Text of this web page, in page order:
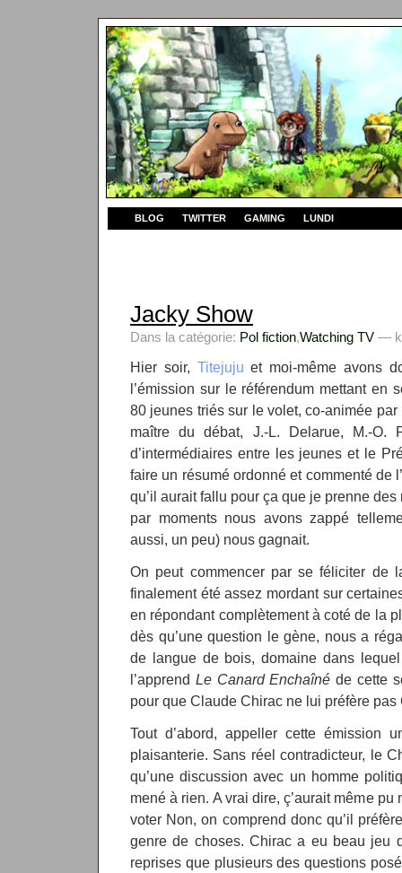
BLOG TWITTER GAMING LUNDI
Jacky Show
Dans la catégorie: Pol fiction,Watching TV —
Hier soir, Titejuju et moi-même avons
l’émission sur le référendum mettant en
80 jeunes triés sur le volet, co-animée
maître du débat, J.-L. Delarue, M.-O.
d’intermédiaires entre les jeunes et le
faire un résumé ordonné et commenté de
qu’il aurait fallu pour ça que je prenne
par moments nous avons zappé
aussi, un peu) nous gagnait.
On peut commencer par se féliciter de
finalement été assez mordant sur
en répondant complètement à coté de la
dès qu’une question le gène, nous a
de langue de bois, domaine dans
l’apprend Le Canard Enchaîné de cette
pour que Claude Chirac ne lui préfère pas
Tout d’abord, appeller cette émission
plaisanterie. Sans réel contradicteur, le
qu’une discussion avec un homme
mené à rien. A vrai dire, ç’aurait même
voter Non, on comprend donc qu’il
genre de choses. Chirac a eu beau jeu
reprises que plusieurs des questions